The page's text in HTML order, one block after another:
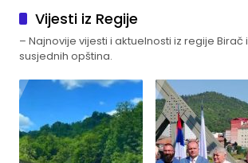
Vijesti iz Regije
– Najnovije vijesti i aktuelnosti iz regije Birač i
susjednih opština.